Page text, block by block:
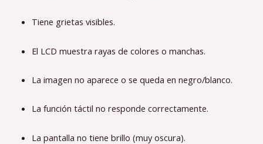
Tiene grietas visibles.
El LCD muestra rayas de colores o manchas.
La imagen no aparece o se queda en negro/blanco.
La función táctil no responde correctamente.
La pantalla no tiene brillo (muy oscura).